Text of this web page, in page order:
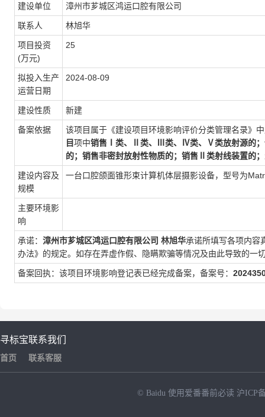
建设单位 漳州市芗城区鸿运口腔有限公司
联系人 林旭华
项目投资
(万元)
25
拟投入生产
运营日期
2024-08-09
建设性质 新建
备案依据
该项目属于《建设项目环境影响评价分类管理名录》
目项中销售Ⅰ类、Ⅱ类、Ⅲ类、Ⅳ类、Ⅴ类放射源的；
的；销售非密封放射性物质的；销售Ⅱ类射线装置的
建设内容及
规模
一台口腔颌面锥形束计算机体层摄影设备，型号为
主要环境影
响
承诺： 漳州市芗城区鸿运口腔有限公司 林旭华承诺所填写各项内容
办法》的规定。如存在弄虚作假、隐瞒欺骗等情况及由此导致的一
备案回执：该项目环境影响登记表已经完成备案，备案号：
寻标宝
首页
联系我们
联系客服
© Baidu 使用爱番番前必读 沪ICP